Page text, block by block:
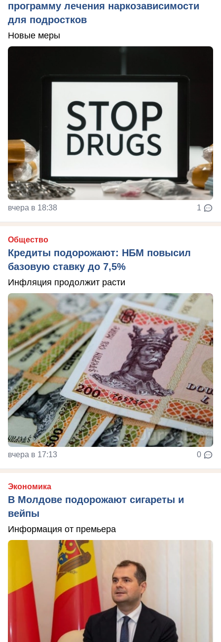
программу лечения наркозависимости
для подростков
Новые меры
вчера в 18:38 1
Общество
Кредиты подорожают: НБМ повысил
базовую ставку до 7,5%
Инфляция продолжит расти
вчера в 17:13 0
Экономика
В Молдове подорожают сигареты и
вейпы
Информация от премьера